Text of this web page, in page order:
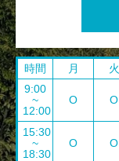
時間 月 火
9:00
~
12:00
O O
15:30
~
18:30
O O